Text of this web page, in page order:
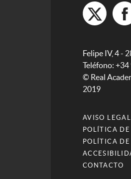
Felipe IV, 4 -
Teléfono:
© Real
2019
AVISO LEGAL
POLÍTICA
POLÍTICA
CONTACTO